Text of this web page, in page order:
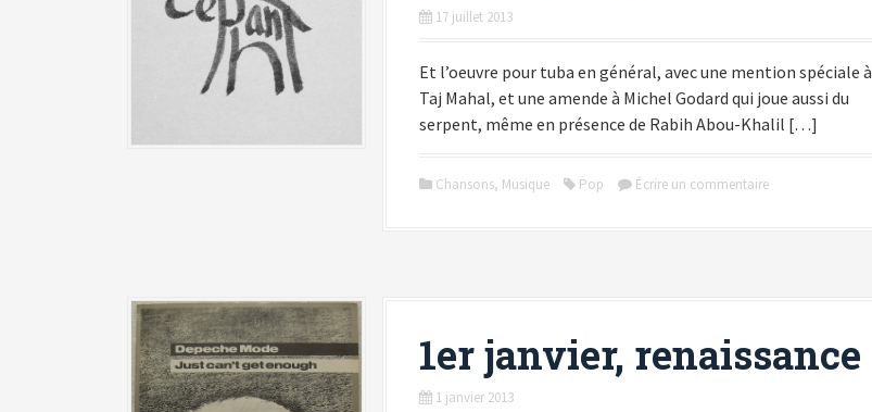
17 juillet 2013
Et l’oeuvre pour tuba en général, avec une mention spéciale à
Taj Mahal, et une amende à Michel Godard qui joue aussi du
serpent, même en présence de Rabih Abou-Khalil […]
Chansons, Musique Pop Écrire un commentaire
1er janvier, renaissance
1 janvier 2013